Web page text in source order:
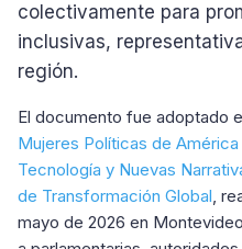
colectivamente para
inclusivas,
región.
El documento fue adoptado
Mujeres Políticas de
Tecnología y Nuevas
de Transformación Global,
mayo de 2026 en